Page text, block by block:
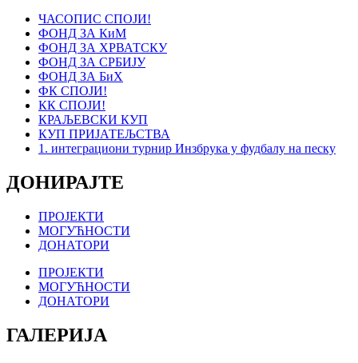
ЧАСОПИС СПОЈИ!
ФОНД ЗА КиМ
ФОНД ЗА ХРВАТСКУ
ФОНД ЗА СРБИЈУ
ФОНД ЗА БиХ
ФК СПОЈИ!
КК СПОЈИ!
КРАЉЕВСКИ КУП
КУП ПРИЈАТЕЉСТВА
1. интеграциони турнир Инзбрука у фудбалу на песку
ДОНИРАЈТЕ
ПРОЈЕКТИ
МОГУЋНОСТИ
ДОНАТОРИ
ПРОЈЕКТИ
МОГУЋНОСТИ
ДОНАТОРИ
ГАЛЕРИЈА